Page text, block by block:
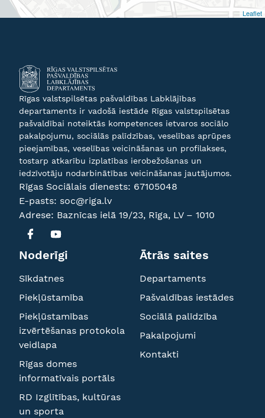
Leaflet
Rīgas valstspilsētas pašvaldības Labklājības
departaments ir vadošā iestāde Rīgas valstspilsētas
pašvaldībai noteiktās kompetences ietvaros sociālo
pakalpojumu, sociālās palīdzības, veselības aprūpes
pieejamības, veselības veicināšanas un profilakses,
tostarp atkarību izplatības ierobežošanas un
iedzīvotāju nodarbinātības veicināšanas jautājumos.
Rīgas Sociālais dienests: 67105048
E-pasts: soc@riga.lv
Adrese: Baznīcas ielā 19/23, Rīga, LV – 1010
Noderīgi
Sīkdatnes
Piekļūstamība
Piekļūstamības
izvērtēšanas protokola
veidlapa
Rīgas domes
informatīvais portāls
RD Izglītības, kultūras
un sporta
Ātrās saites
Departaments
Pašvaldības iestādes
Sociālā palīdzība
Pakalpojumi
Kontakti